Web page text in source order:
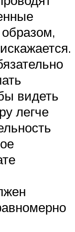
видеть
легче